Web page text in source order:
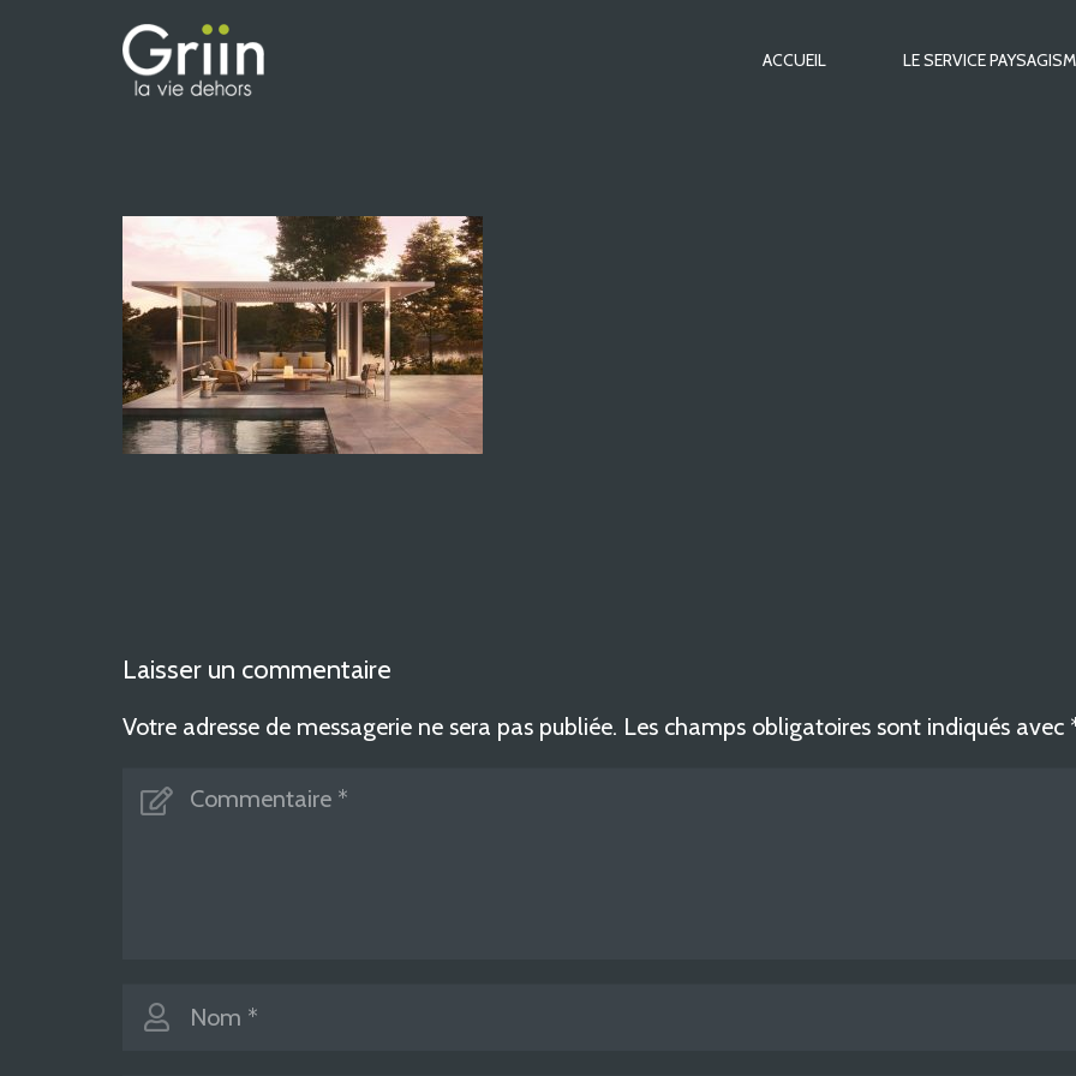
ACCUEIL LE SERVICE
Laisser un commentaire
Votre adresse de messagerie ne sera pas publiée. Les champs obligatoires sont indiqués avec